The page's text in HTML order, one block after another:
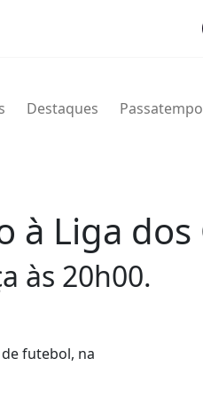
Destaques
à Liga dos
às 20h00.
futebol, na